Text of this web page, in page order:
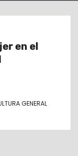
en el
GENERAL